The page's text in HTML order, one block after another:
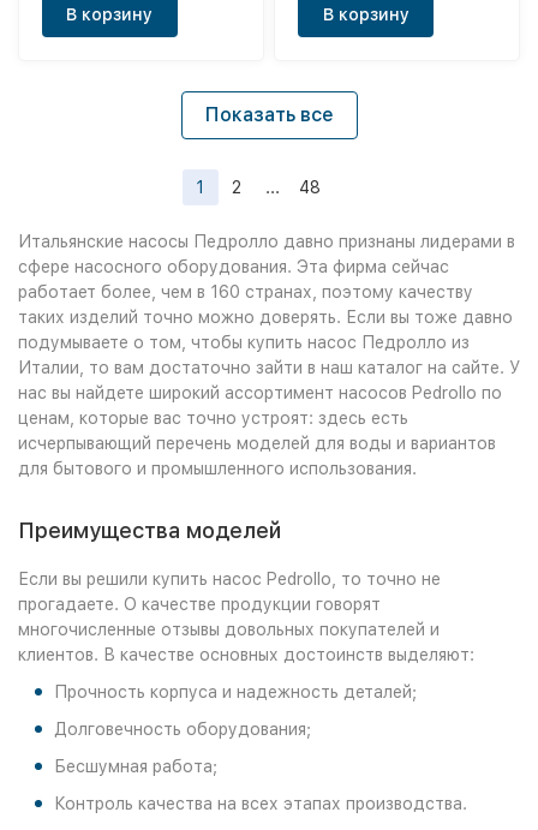
В корзину В корзину
Показать все
1 2 ... 48
Итальянские насосы Педролло давно признаны лидерами в
сфере насосного оборудования. Эта фирма сейчас
работает более, чем в 160 странах, поэтому качеству
таких изделий точно можно доверять. Если вы тоже давно
подумываете о том, чтобы купить насос Педролло из
Италии, то вам достаточно зайти в наш каталог на сайте. У
нас вы найдете широкий ассортимент насосов Pedrollo по
ценам, которые вас точно устроят: здесь есть
исчерпывающий перечень моделей для воды и вариантов
для бытового и промышленного использования.
Преимущества моделей
Если вы решили купить насос Pedrollo, то точно не
прогадаете. О качестве продукции говорят
многочисленные отзывы довольных покупателей и
клиентов. В качестве основных достоинств выделяют:
Прочность корпуса и надежность деталей;
Долговечность оборудования;
Бесшумная работа;
Контроль качества на всех этапах производства.